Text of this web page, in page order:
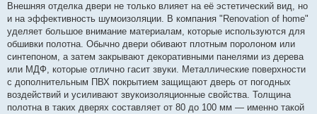
Внешняя отделка двери не только влияет на её эстетический вид, но
и на эффективность шумоизоляции. В компания "Renovation of home"
уделяет большое внимание материалам, которые используются для
обшивки полотна. Обычно двери обивают плотным поролоном или
синтепоном, а затем закрывают декоративными панелями из дерева
или МДФ, которые отлично гасит звуки. Металлические поверхности
с дополнительным ПВХ покрытием защищают дверь от погодных
воздействий и усиливают звукоизоляционные свойства. Толщина
полотна в таких дверях составляет от 80 до 100 мм — именно такой